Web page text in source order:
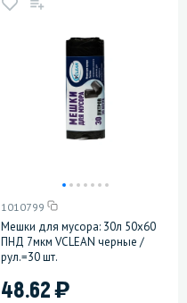
1010799
Мешки для мусора: 30л 50х60
ПНД 7мкм VCLEAN черные /
рул.=30 шт.
48.62)